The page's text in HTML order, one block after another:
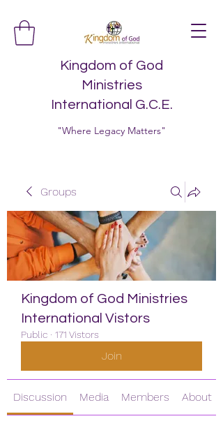
Kingdom of God
Ministries
International G.C.E.
"Where Legacy Matters"
Groups
Kingdom of God Ministries
International Vistors
Public · 171 Vistors
Join
Discussion Media Members About